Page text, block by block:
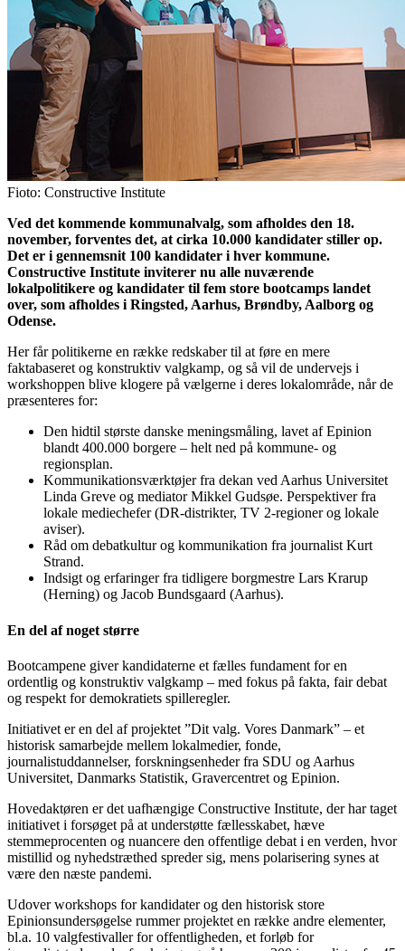
Fioto: Constructive Institute
Ved det kommende kommunalvalg, som afholdes den 18.
november, forventes det, at cirka 10.000 kandidater stiller op.
Det er i gennemsnit 100 kandidater i hver kommune.
Constructive Institute inviterer nu alle nuværende
lokalpolitikere og kandidater til fem store bootcamps landet
over, som afholdes i Ringsted, Aarhus, Brøndby, Aalborg og
Odense.
Her får politikerne en række redskaber til at føre en mere
faktabaseret og konstruktiv valgkamp, og så vil de undervejs i
workshoppen blive klogere på vælgerne i deres lokalområde, når de
præsenteres for:
Den hidtil største danske meningsmåling, lavet af Epinion
blandt 400.000 borgere – helt ned på kommune- og
regionsplan.
Kommunikationsværktøjer fra dekan ved Aarhus Universitet
Linda Greve og mediator Mikkel Gudsøe. Perspektiver fra
lokale mediechefer (DR-distrikter, TV 2-regioner og lokale
aviser).
Råd om debatkultur og kommunikation fra journalist Kurt
Strand.
Indsigt og erfaringer fra tidligere borgmestre Lars Krarup
(Herning) og Jacob Bundsgaard (Aarhus).
En del af noget større
Bootcampene giver kandidaterne et fælles fundament for en
ordentlig og konstruktiv valgkamp – med fokus på fakta, fair debat
og respekt for demokratiets spilleregler.
Initiativet er en del af projektet ”Dit valg. Vores Danmark” – et
historisk samarbejde mellem lokalmedier, fonde,
journalistuddannelser, forskningsenheder fra SDU og Aarhus
Universitet, Danmarks Statistik, Gravercentret og Epinion.
Hovedaktøren er det uafhængige Constructive Institute, der har taget
initiativet i forsøget på at understøtte fællesskabet, hæve
stemmeprocenten og nuancere den offentlige debat i en verden, hvor
mistillid og nyhedstræthed spreder sig, mens polarisering synes at
være den næste pandemi.
Udover workshops for kandidater og den historisk store
Epinionsundersøgelse rummer projektet en række andre elementer,
bl.a. 10 valgfestivaller for offentligheden, et forløb for